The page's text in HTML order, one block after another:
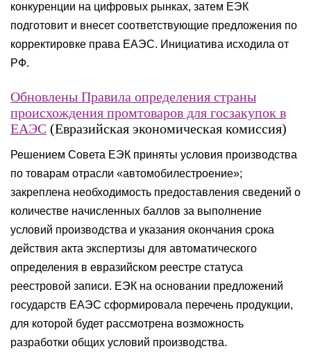
конкуренции на цифровых рынках, затем ЕЭК
подготовит и внесет соответствующие предложения по
корректировке права ЕАЭС. Инициатива исходила от
РФ.
Обновлены Правила определения страны
происхождения промтоваров для госзакупок в
ЕАЭС (Евразийская экономическая комиссия)
Решением Совета ЕЭК приняты условия производства
по товарам отрасли «автомобилестроение»;
закреплена необходимость предоставления сведений о
количестве начисленных баллов за выполнение
условий производства и указания окончания срока
действия акта экспертизы для автоматического
определения в евразийском реестре статуса
реестровой записи. ЕЭК на основании предложений
государств ЕАЭС сформировала перечень продукции,
для которой будет рассмотрена возможность
разработки общих условий производства.